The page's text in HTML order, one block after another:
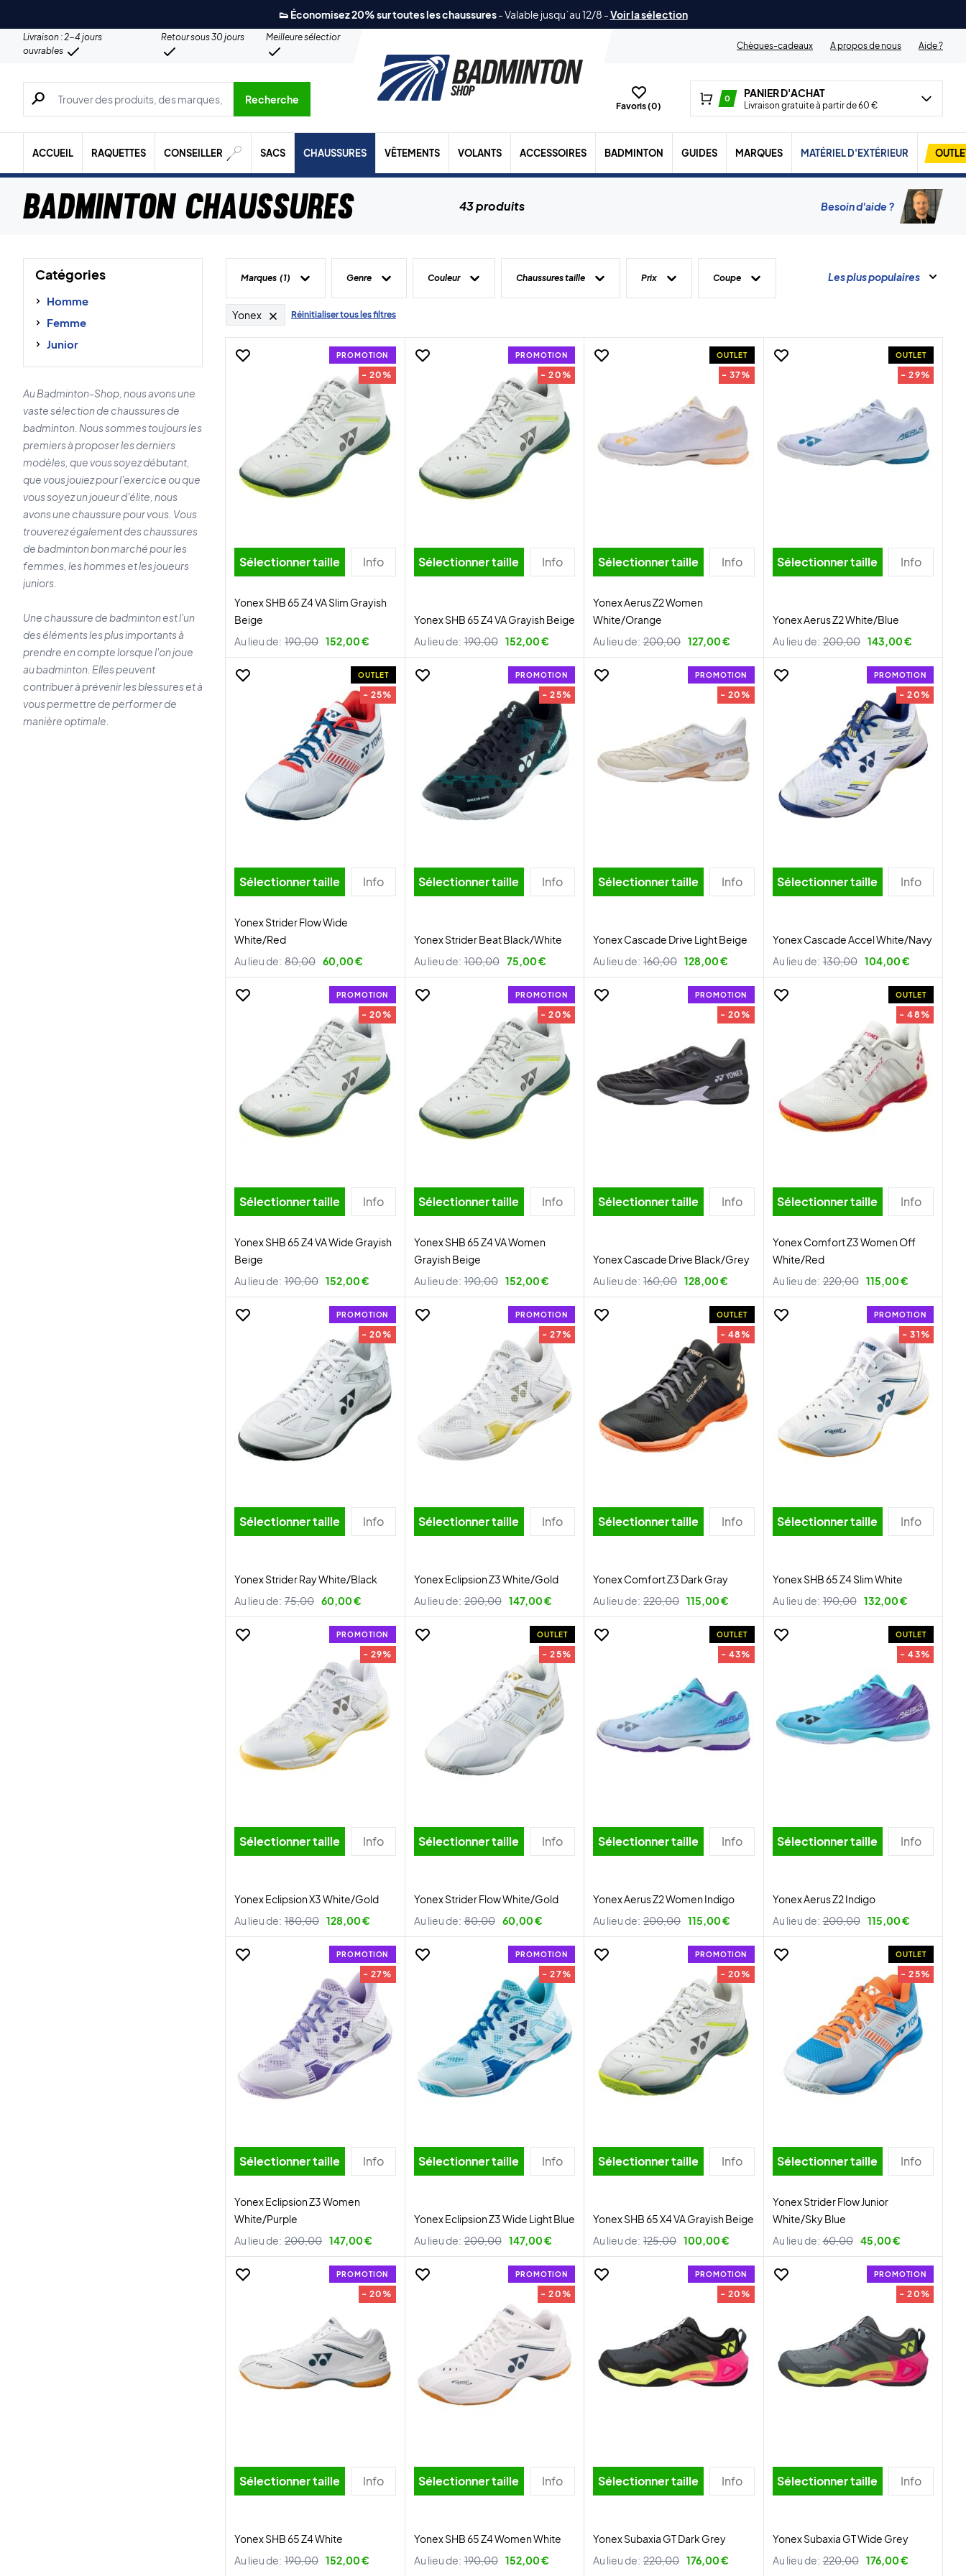
👟 Économisez 20% sur toutes les chaussures-Valable jusqu´au 12/8 -Voir la sélection
Livraison : 2-4 jours
ouvrables
Retour sous 30 jours
Meilleure sélection
Chèques-cadeaux
A propos de nous Aide ?
Recherche de produits, de marques, etc.
Recherche
Favoris (0)
0 PANIER D'ACHAT
Livraison gratuite à partir de 60 €
ACCUEIL RAQUETTES CONSEILLER SACS CHAUSSURES VÊTEMENTS VOLANTS ACCESSOIRES BADMINTON GUIDES MARQUES MATÉRIEL D'EXTÉRIEUR
Badminton chaussures 43 produits Besoin d'aide ?
Catégories
Homme
Femme
Junior
Au Badminton-Shop, nous avons une
vaste sélection de chaussures de
badminton. Nous sommes toujours les
premiers à proposer les derniers
modèles, que vous soyez débutant,
que vous jouiez pour l'exercice ou que
vous soyez un joueur d'élite, nous
avons une chaussure pour vous. Vous
trouverez également des chaussures
de badminton bon marché pour les
femmes, les hommes et les joueurs
juniors.
Une chaussure de badminton est l'un
des éléments les plus importants à
prendre en compte lorsque l'on joue
au badminton. Elles peuvent
contribuer à prévenir les blessures et à
vous permettre de performer de
manière optimale.
Marques (1) Genre Couleur Chaussures taille Coupe
Prix
Yonex Réinitialiser tous les filtres
Les plus populaires
PROMOTION
- 20%
Sélectionner taille Info
Yonex SHB 65 Z4 VA Slim Grayish
Beige
Au lieu de: 190,00 152,00 €
PROMOTION
- 20%
Sélectionner taille Info
Yonex SHB 65 Z4 VA Grayish Beige
Au lieu de: 190,00 152,00 €
OUTLET
- 37%
Sélectionner taille Info
Yonex Aerus Z2 Women
White/Orange
Au lieu de: 200,00 127,00 €
OUTLET
- 29%
Sélectionner taille Info
Yonex Aerus Z2 White/Blue
Au lieu de: 200,00 143,00 €
OUTLET
- 25%
Sélectionner taille Info
Yonex Strider Flow Wide
White/Red
Au lieu de: 80,00 60,00 €
PROMOTION
- 25%
Sélectionner taille Info
Yonex Strider Beat Black/White
Au lieu de: 100,00 75,00 €
PROMOTION
- 20%
Sélectionner taille Info
Yonex Cascade Drive Light Beige
Au lieu de: 160,00 128,00 €
PROMOTION
- 20%
Sélectionner taille Info
Yonex Cascade Accel White/Navy
Au lieu de: 130,00 104,00 €
PROMOTION
- 20%
Sélectionner taille Info
Yonex SHB 65 Z4 VA Wide Grayish
Beige
Au lieu de: 190,00 152,00 €
PROMOTION
- 20%
Sélectionner taille Info
Yonex SHB 65 Z4 VA Women
Grayish Beige
Au lieu de: 190,00 152,00 €
PROMOTION
- 20%
Sélectionner taille Info
Yonex Cascade Drive Black/Grey
Au lieu de: 160,00 128,00 €
OUTLET
- 48%
Sélectionner taille Info
Yonex Comfort Z3 Women Off
White/Red
Au lieu de: 220,00 115,00 €
PROMOTION
- 20%
Sélectionner taille Info
Yonex Strider Ray White/Black
Au lieu de: 75,00 60,00 €
PROMOTION
- 27%
Sélectionner taille Info
Yonex Eclipsion Z3 White/Gold
Au lieu de: 200,00 147,00 €
OUTLET
- 48%
Sélectionner taille Info
Yonex Comfort Z3 Dark Gray
Au lieu de: 220,00 115,00 €
PROMOTION
- 31%
Sélectionner taille Info
Yonex SHB 65 Z4 Slim White
Au lieu de: 190,00 132,00 €
PROMOTION
- 29%
Sélectionner taille Info
Yonex Eclipsion X3 White/Gold
Au lieu de: 180,00 128,00 €
OUTLET
- 25%
Sélectionner taille Info
Yonex Strider Flow White/Gold
Au lieu de: 80,00 60,00 €
OUTLET
- 43%
Sélectionner taille Info
Yonex Aerus Z2 Women Indigo
Au lieu de: 200,00 115,00 €
OUTLET
- 43%
Sélectionner taille Info
Yonex Aerus Z2 Indigo
Au lieu de: 200,00 115,00 €
PROMOTION
- 27%
Sélectionner taille Info
Yonex Eclipsion Z3 Women
White/Purple
Au lieu de: 200,00 147,00 €
PROMOTION
- 27%
Sélectionner taille Info
Yonex Eclipsion Z3 Wide Light Blue
Au lieu de: 200,00 147,00 €
PROMOTION
- 20%
Sélectionner taille Info
Yonex SHB 65 X4 VA Grayish Beige
Au lieu de: 125,00 100,00 €
OUTLET
- 25%
Sélectionner taille Info
Yonex Strider Flow Junior
White/Sky Blue
Au lieu de: 60,00 45,00 €
PROMOTION
- 20%
Sélectionner taille Info
Yonex SHB 65 Z4 White
Au lieu de: 190,00 152,00 €
PROMOTION
- 20%
Sélectionner taille Info
Yonex SHB 65 Z4 Women White
Au lieu de: 190,00 152,00 €
PROMOTION
- 20%
Sélectionner taille Info
Yonex Subaxia GT Dark Grey
Au lieu de: 220,00 176,00 €
PROMOTION
- 20%
Sélectionner taille Info
Yonex Subaxia GT Wide Grey
Au lieu de: 220,00 176,00 €